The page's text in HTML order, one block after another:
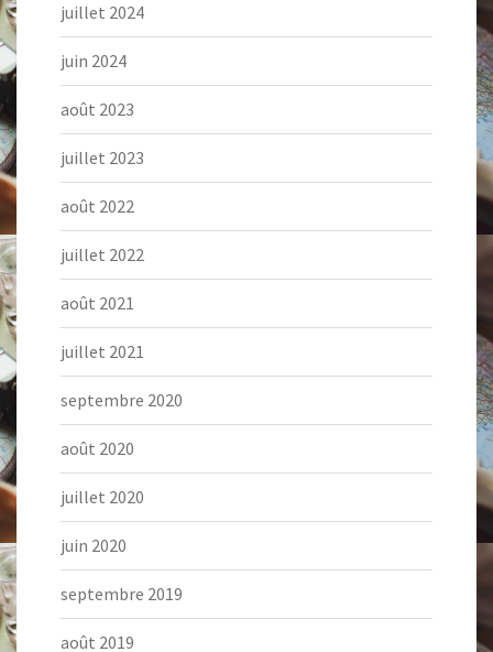
juillet 2024
juin 2024
août 2023
juillet 2023
août 2022
juillet 2022
août 2021
juillet 2021
septembre 2020
août 2020
juillet 2020
juin 2020
septembre 2019
août 2019